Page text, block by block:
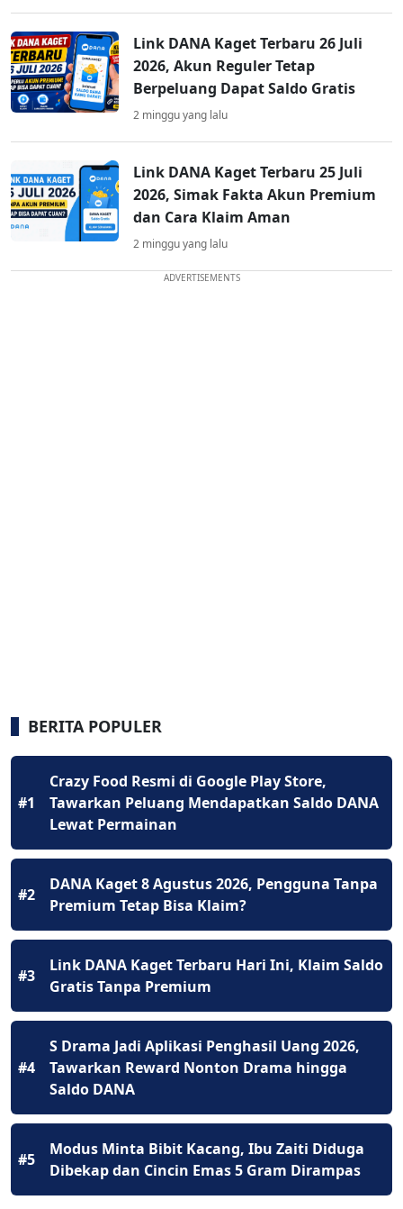
Link DANA Kaget Terbaru 26 Juli
2026, Akun Reguler Tetap
Berpeluang Dapat Saldo Gratis
2 minggu yang lalu
Link DANA Kaget Terbaru 25 Juli
2026, Simak Fakta Akun Premium
dan Cara Klaim Aman
2 minggu yang lalu
ADVERTISEMENTS
BERITA POPULER
#1
Crazy Food Resmi di Google Play Store,
Tawarkan Peluang Mendapatkan Saldo DANA
Lewat Permainan
#2
DANA Kaget 8 Agustus 2026, Pengguna Tanpa
Premium Tetap Bisa Klaim?
#3
Link DANA Kaget Terbaru Hari Ini, Klaim Saldo
Gratis Tanpa Premium
#4
S Drama Jadi Aplikasi Penghasil Uang 2026,
Tawarkan Reward Nonton Drama hingga
Saldo DANA
#5
Modus Minta Bibit Kacang, Ibu Zaiti Diduga
Dibekap dan Cincin Emas 5 Gram Dirampas